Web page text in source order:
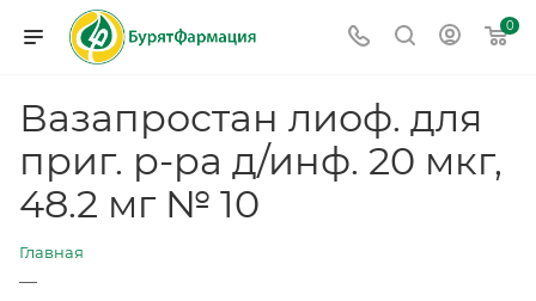
0
Вазапростан лиоф. для
приг. р-ра д/инф. 20 мкг,
48.2 мг № 10
Главная
—